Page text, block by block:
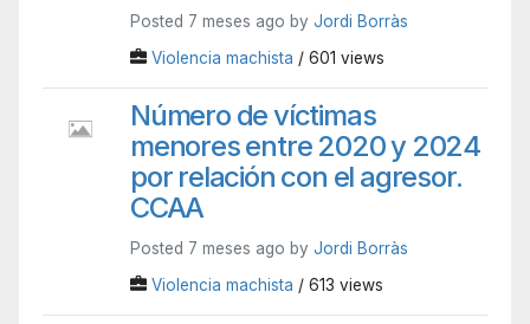
Posted 7 meses ago by Jordi Borràs
Violencia machista / 601 views
Número de víctimas
menores entre 2020 y 2024
por relación con el agresor.
CCAA
Posted 7 meses ago by Jordi Borràs
Violencia machista / 613 views